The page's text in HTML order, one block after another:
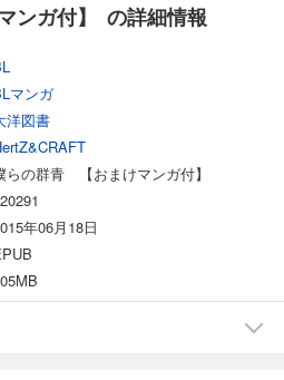
ンガ付】 の詳細情報
マンガ
洋図書
らの群青 【おまけマンガ付】
年06月18日